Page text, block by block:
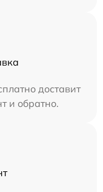
доставит
и обратно.